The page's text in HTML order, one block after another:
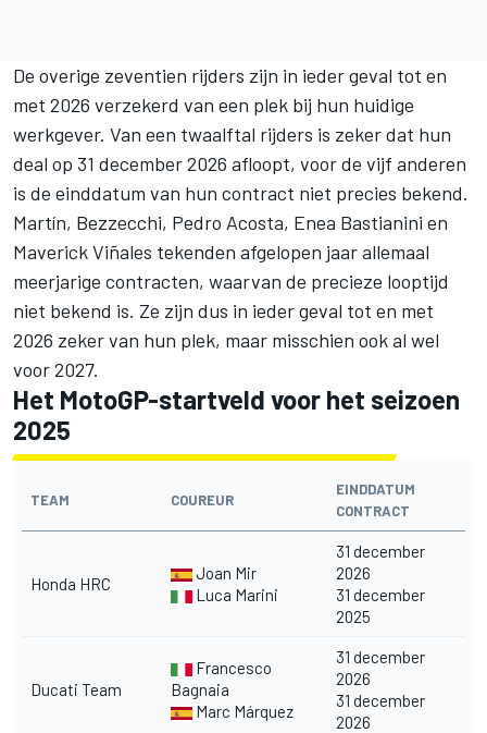
De overige zeventien rijders zijn in ieder geval tot en
met 2026 verzekerd van een plek bij hun huidige
werkgever. Van een twaalftal rijders is zeker dat hun
deal op 31 december 2026 afloopt, voor de vijf anderen
is de einddatum van hun contract niet precies bekend.
Martín, Bezzecchi, Pedro Acosta, Enea Bastianini en
Maverick Viñales tekenden afgelopen jaar allemaal
meerjarige contracten, waarvan de precieze looptijd
niet bekend is. Ze zijn dus in ieder geval tot en met
2026 zeker van hun plek, maar misschien ook al wel
voor 2027.
Het MotoGP-startveld voor het seizoen
2025
TEAM COUREUR
EINDDATUM
CONTRACT
Honda HRC
Joan Mir
Luca Marini
31 december
2026
31 december
2025
Ducati Team
Francesco
Bagnaia
Marc Márquez
31 december
2026
31 december
2026